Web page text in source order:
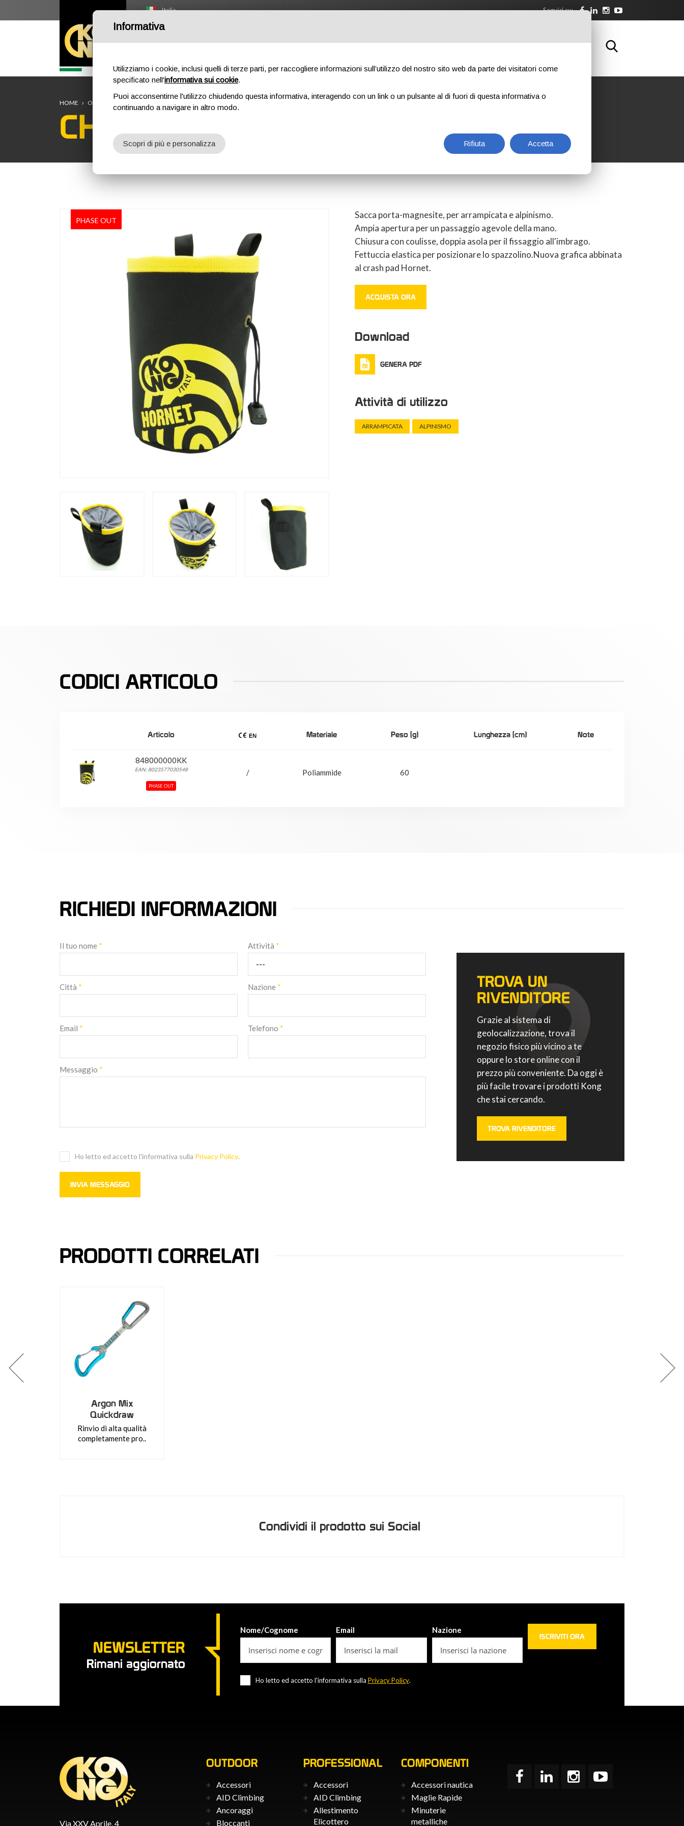
Italia Seguici su:
HOME OUTDOOR PROFESSIONAL COMPONENTI CHI SIAMO DOWNLOAD FORMAZIONE CONTATTI
HOME OUTDOOR ACCESSORI GENERICI CHALK BAG
CHALK BAG
PHASE OUT
Sacca porta-magnesite, per arrampicata e alpinismo.
Ampia apertura per un passaggio agevole della mano.
Chiusura con coulisse, doppia asola per il fissaggio all'imbrago.
Fettuccia elastica per posizionare lo spazzolino.Nuova grafica abbinata
al crash pad Hornet.
ACQUISTA ORA
Download
GENERA PDF
Attività di utilizzo
ARRAMPICATA ALPINISMO
CODICI ARTICOLO
Articolo Materiale Peso (g) Lunghezza (cm) Note
848000000KK
EAN: 8023577030548
PHASE OUT
/ Poliammide 60
RICHIEDI INFORMAZIONI
Il tuo nome * Attività *
Città * Nazione *
Email * Telefono *
Messaggio *
Ho letto ed accetto l'informativa sulla Privacy Policy.
TROVA UN
RIVENDITORE
Grazie al sistema di
geolocalizzazione, trova il
negozio fisico più vicino a te
oppure lo store online con il
prezzo più conveniente. Da oggi è
più facile trovare i prodotti Kong
che stai cercando.
TROVA RIVENDITORE
PRODOTTI CORRELATI
Argon Mix
Quickdraw
Rinvio di alta qualità
completamente pro..
Condividi il prodotto sui Social
NEWSLETTER
Rimani aggiornato
Nome/Cognome Email Nazione
Ho letto ed accetto l'informativa sulla Privacy Policy.
Via XXV Aprile, 4
OUTDOOR
Accessori
AID Climbing
Ancoraggi
Bloccanti
PROFESSIONAL
Accessori
AID Climbing
Allestimento
Elicottero
COMPONENTI
Accessori nautica
Maglie Rapide
Minuterie
metalliche
Informativa
Utilizziamo i cookie, inclusi quelli di terze parti, per raccogliere informazioni sull’utilizzo del nostro sito web da parte dei visitatori come
specificato nell'informativa sui cookie.
Puoi acconsentirne l'utilizzo chiudendo questa informativa, interagendo con un link o un pulsante al di fuori di questa informativa o
continuando a navigare in altro modo.
Rifiuta Accetta
Scopri di più e personalizza